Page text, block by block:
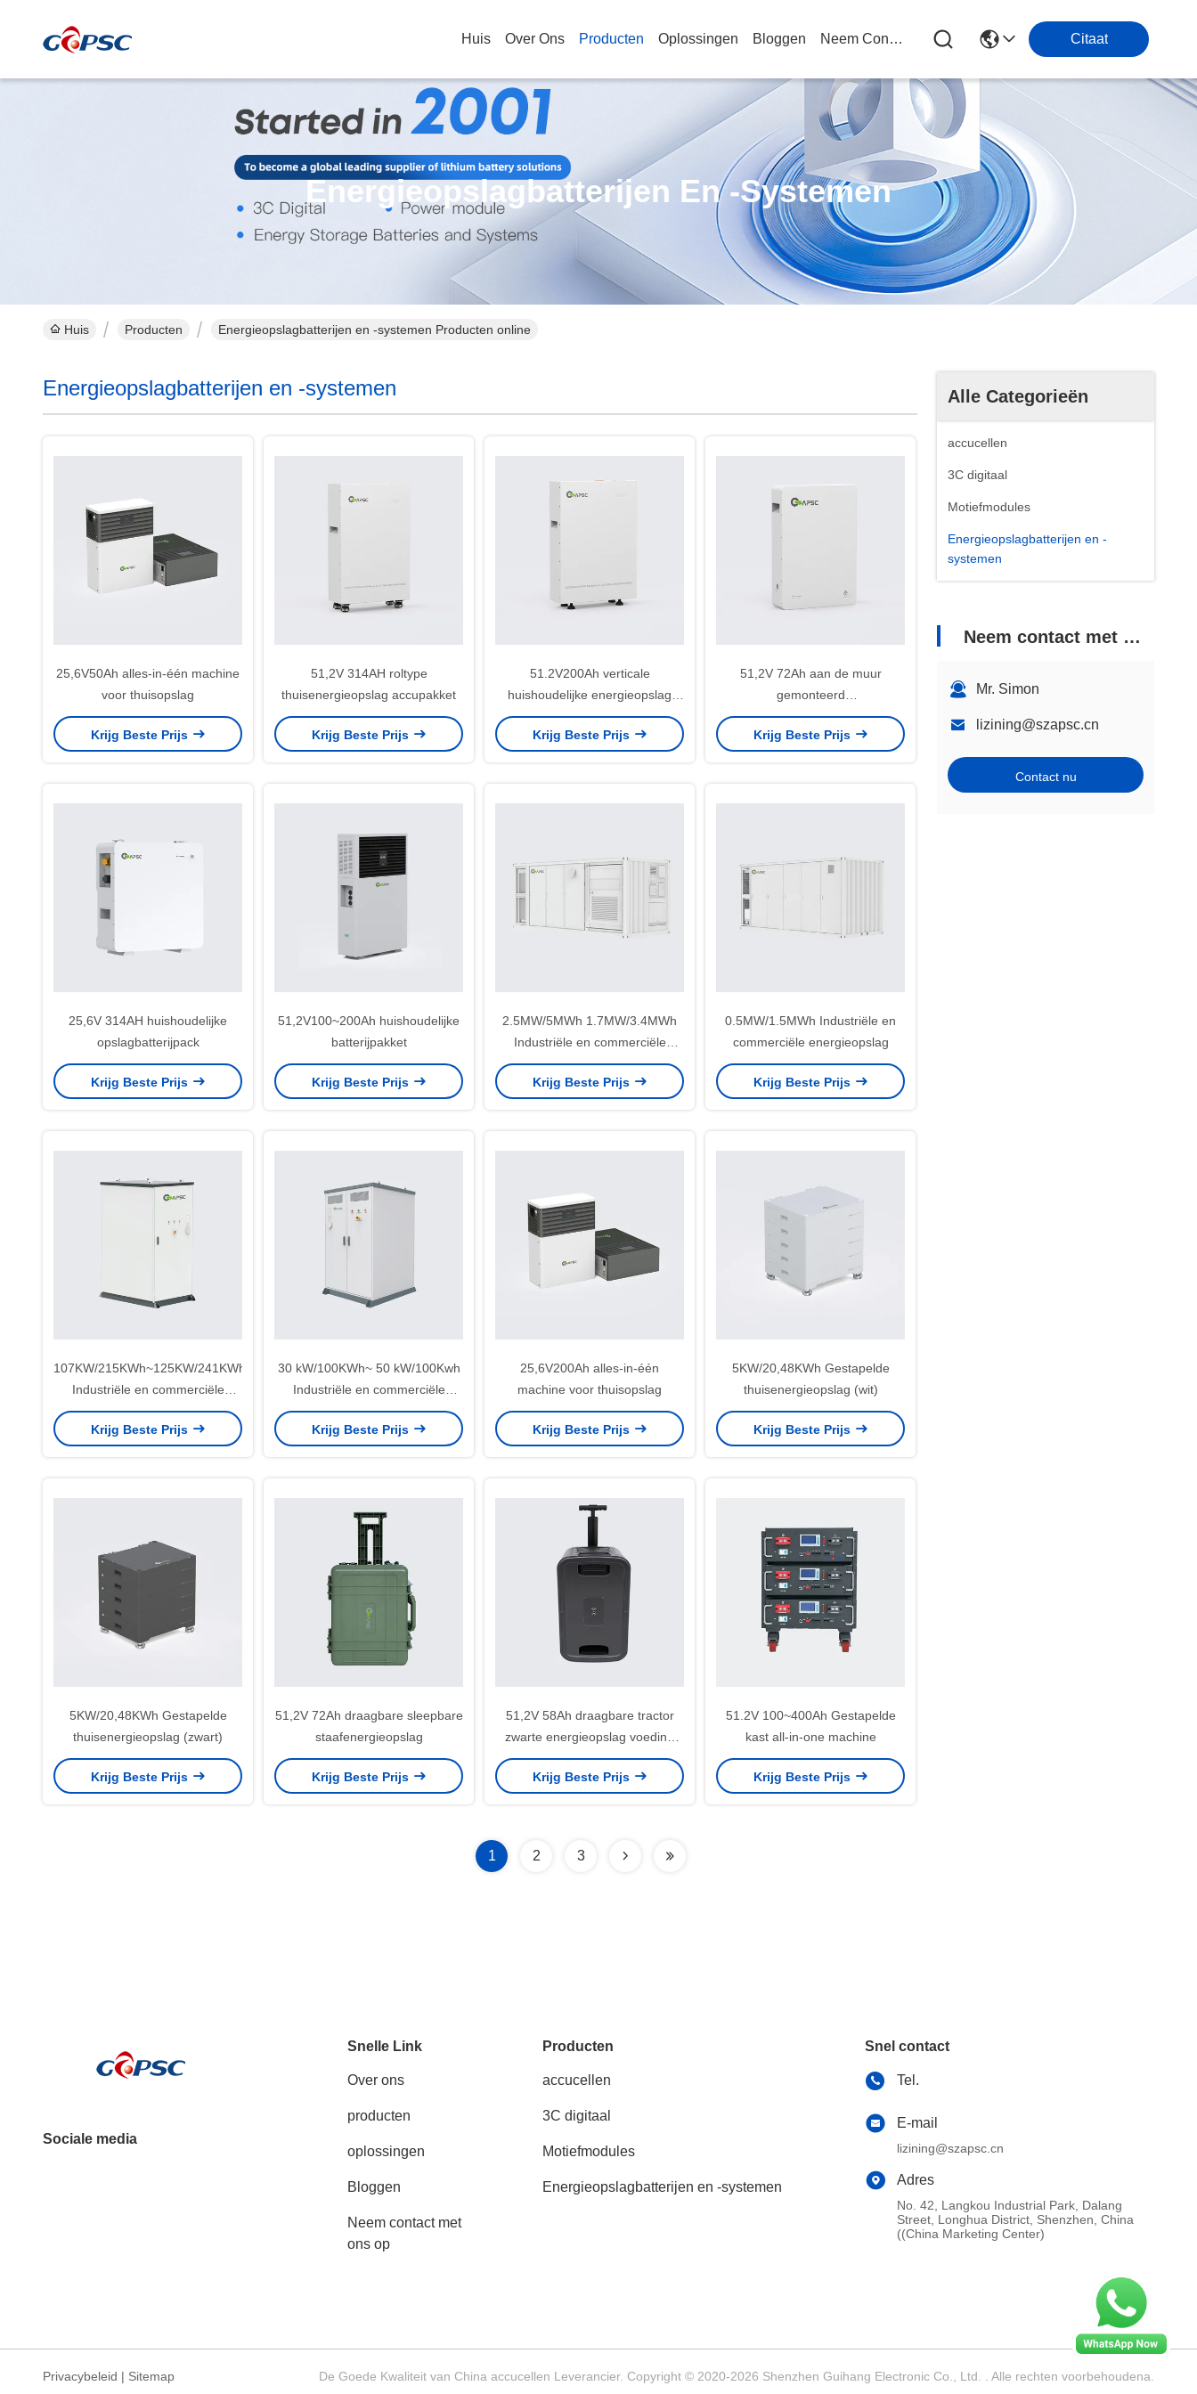
Huis Over Ons Producten Oplossingen Bloggen Neem Contact Met Ons Op Citaat
Energieopslagbatterijen En -systemen
Huis Producten Energieopslagbatterijen en -systemen Producten online
Alle Categorieën
accucellen
3C digitaal
Motiefmodules
Energieopslagbatterijen en -
systemen
Neem contact met ons op
Mr. Simon
lizining@szapsc.cn
Contact nu
Energieopslagbatterijen en -systemen
25,6V50Ah alles-in-één machine
voor thuisopslag
Krijg Beste Prijs
51,2V 314AH roltype
thuisenergieopslag accupakket
Krijg Beste Prijs
51.2V200Ah verticale
huishoudelijke energieopslag
batterijpack
Krijg Beste Prijs
51,2V 72Ah aan de muur
gemonteerd
thuisenergieopslagsysteem
Krijg Beste Prijs
25,6V 314AH huishoudelijke
opslagbatterijpack
Krijg Beste Prijs
51,2V100~200Ah huishoudelijke
batterijpakket
Krijg Beste Prijs
2.5MW/5MWh 1.7MW/3.4MWh
Industriële en commerciële
energieopslag
Krijg Beste Prijs
0.5MW/1.5MWh Industriële en
commerciële energieopslag
Krijg Beste Prijs
107KW/215KWh~125KW/241KWh
Industriële en commerciële
energieopslag
Krijg Beste Prijs
30 kW/100KWh~ 50 kW/100Kwh
Industriële en commerciële
energieopslag
Krijg Beste Prijs
25,6V200Ah alles-in-één
machine voor thuisopslag
Krijg Beste Prijs
5KW/20,48KWh Gestapelde
thuisenergieopslag (wit)
Krijg Beste Prijs
5KW/20,48KWh Gestapelde
thuisenergieopslag (zwart)
Krijg Beste Prijs
51,2V 72Ah draagbare sleepbare
staafenergieopslag
Krijg Beste Prijs
51,2V 58Ah draagbare tractor
zwarte energieopslag voeding
voor buiten
Krijg Beste Prijs
51.2V 100~400Ah Gestapelde
kast all-in-one machine
Krijg Beste Prijs
1 2 3
Sociale media
Snelle Link
Over ons
producten
oplossingen
Bloggen
Neem contact met
ons op
Producten
accucellen
3C digitaal
Motiefmodules
Energieopslagbatterijen en -systemen
Snel contact
Tel.
E-mail
lizining@szapsc.cn
Adres
No. 42, Langkou Industrial Park, Dalang
Street, Longhua District, Shenzhen, China
((China Marketing Center)
Privacybeleid | Sitemap De Goede Kwaliteit van China accucellen Leverancier. Copyright © 2020-2026 Shenzhen Guihang Electronic Co., Ltd. . Alle rechten voorbehoudena.